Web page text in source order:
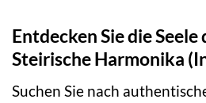
Entdecken Sie die
Steirische Harmonika
Suchen Sie nach